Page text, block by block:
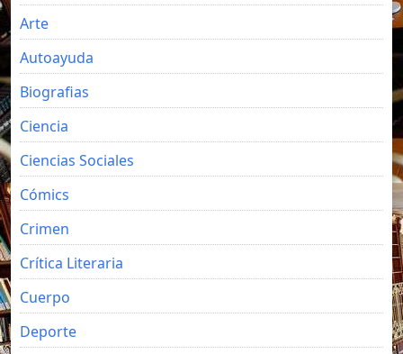
Arte
Autoayuda
Biografias
Ciencia
Ciencias Sociales
Cómics
Crimen
Crítica Literaria
Cuerpo
Deporte